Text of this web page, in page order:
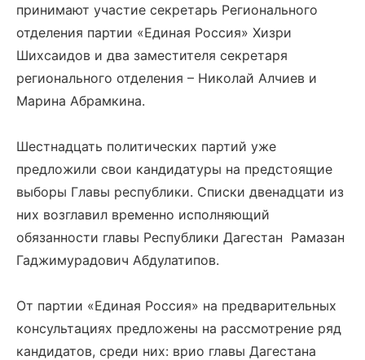
принимают участие секретарь Регионального
отделения партии «Единая Россия» Хизри
Шихсаидов и два заместителя секретаря
регионального отделения – Николай Алчиев и
Марина Абрамкина.
Шестнадцать политических партий уже
предложили свои кандидатуры на предстоящие
выборы Главы республики. Списки двенадцати из
них возглавил временно исполняющий
обязанности главы Республики Дагестан Рамазан
Гаджимурадович Абдулатипов.
От партии «Единая Россия» на предварительных
консультациях предложены на рассмотрение ряд
кандидатов, среди них: врио главы Дагестана